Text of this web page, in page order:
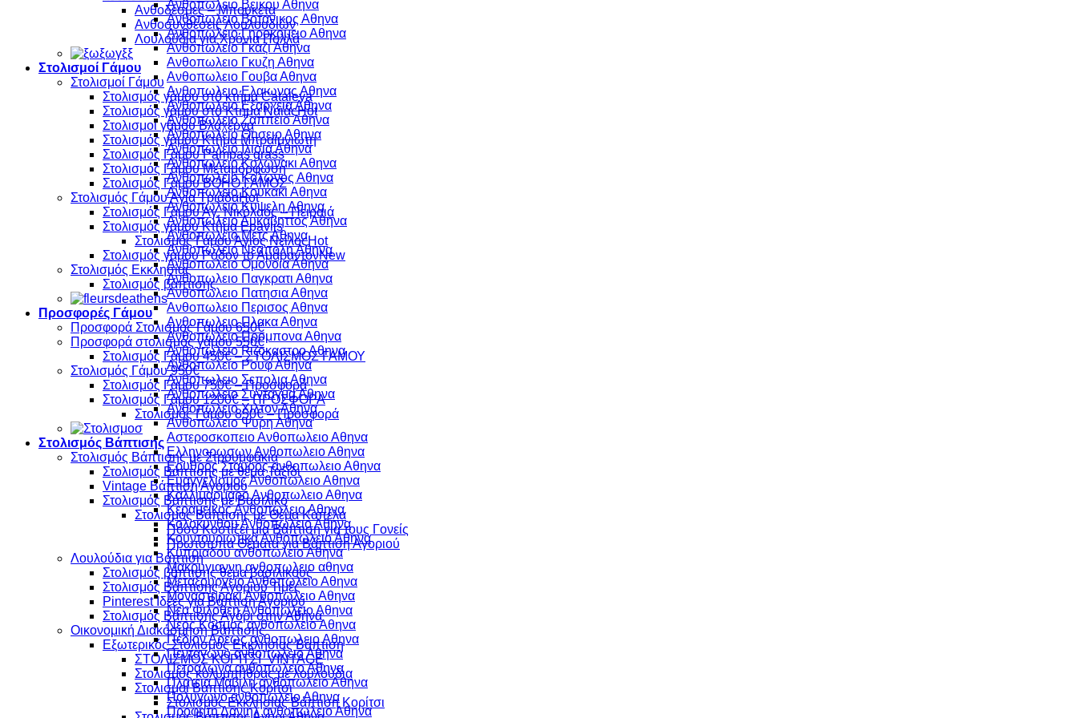
Ανθοδέσμες – Μπουκέτα
Ανθοσυνθέσεις Λουλουδιών
Λουλούδια για Χρόνια Πολλά
Στολισμοί Γάμου
Στολισμοί Γάμου
Στολισμός γάμου στό κτήμα Cataleya
Στολισμός γάμου στο Κτήμα Ναϊάς
Στολισμοί γάμου Βλαχέρνα
Στολισμός γάμου Κτήμα Μπραϊμνιώτη
Στολισμός Γάμου Pampas grass
Στολισμός Γάμου Μεταμόρφωση
Στολισμός Γάμου BOHO ΓΑΜΟΣ
Στολισμός Γάμου Αγία Τριάδα
Στολισμός Γάμου Άγ. Νικόλαος – Πειραιά
Στολισμός γάμου Κτήμα Epavlis
Στολισμός Γάμου Άγιος Νείλος
Στολισμός γάμου Ρόδον το Αμάραντον
Στολισμός Εκκλησίας
Στολισμός βάπτισης
Προσφορές Γάμου
Προσφορά Στολισμός Γάμου 650€
Προσφορά στολισμός γάμου 550€
Στολισμός Γάμου 450€ – ΣΤΟΛΙΣΜΟΣ ΓΑΜΟΥ
Στολισμός Γάμου 950€
Στολισμός Γάμου 750€ – Προσφορά
Στολισμός Γάμου 1200€ – ΠΡΟΣΦΟΡΑ
Στολισμός Γάμου 850€ – Προσφορά
Στολισμός Βάπτισης
Στολισμός Βάπτισης με Στρουμφάκια
Στολισμός Βάπτισης με θέμα Ταξίδι
Vintage Βάπτιση Αγοριού
Στολισμός Βάπτισης με Βασιλικό
Στολισμός Βάπτισης με Θέμα Καπέλα
Πόσο Κοστίζει μια Βάπτιση για τους Γονείς
Πρωτότυπα Θέματα για Βάπτιση Αγοριού
Λουλούδια για Βάπτιση
Στολισμός βάπτισης θέμα βασιλικούς
Στολισμός Βάπτισης Αγοριού Τιμές
Pinterest Ιδέες για Βάπτιση Αγοριού
Στολισμός Βάπτισης Αγόρι στην Αθήνα
Οικονομική Διακόσμηση Βάπτισης
Εξωτερικός Στολισμός Εκκλησίας Βάπτιση
ΣΤΟΛΙΣΜΟΣ ΚΟΡΙΤΣΙ VINTAGE
Στολισμός κολυμπήθρας με λουλούδια
Στολισμοί Βάπτισης Κορίτσι
Στολισμός Εκκλησίας Βάπτιση Κορίτσι
Ανθοπωλειο Βεικου Αθηνα
Ανθοπωλειο Βοτανικος Αθηνα
Ανθοπωλειο Γηροκομειο Αθηνα
Ανθοπωλειο Γκαζι Αθηνα
Ανθοπωλειο Γκυζη Αθηνα
Ανθοπωλειο Γουβα Αθηνα
Ανθοπωλειο Ελαιωνας Αθηνα
Ανθοπωλειο Εξαρχεια Αθηνα
Ανθοπωλειο Ζαππειο Αθηνα
Ανθοπωλειο Θησειο Αθηνα
Ανθοπωλειο Ιλισια Αθηνα
Ανθοπωλειο Κολωνακι Αθηνα
Ανθοπωλειο Κολωνος Αθηνα
Ανθοπωλειο Κουκακι Αθηνα
Ανθοπωλειο Κυψελη Αθηνα
Ανθοπωλειο Λυκαβηττος Αθηνα
Ανθοπωλειο Μετς Αθηνα
Ανθοπωλειο Νεαπολη Αθηνα
Ανθοπωλειο Ομονοια Αθηνα
Ανθοπωλειο Παγκρατι Αθηνα
Ανθοπωλειο Πατησια Αθηνα
Ανθοπωλειο Περισος Αθηνα
Ανθοπωλειο Πλακα Αθηνα
Ανθοπωλειο Προμπονα Αθηνα
Ανθοπωλειο Ριζοκαστρο Αθηνα
Ανθοπωλειο Ρουφ Αθηνα
Ανθοπωλειο Σεπολια Αθηνα
Ανθοπωλειο Συνταγμα Αθηνα
Ανθοπωλειο Χιλτον Αθηνα
Ανθοπωλειο Ψυρη Αθηνα
Αστεροσκοπειο Ανθοπωλειο Αθηνα
Ελληνορωσων Ανθοπωλειο Αθηνα
Ερυθρος Σταυρος ανθοπωλειο Αθηνα
Ευαγγελισμος Ανθοπωλειο Αθηνα
Καλλιμαρμαρο Ανθοπωλειο Αθηνα
Κεραμεικος Ανθοπωλειο Αθηνα
Κολοκυνθου Ανθοπωλειο Αθηνα
Κουντουριωτικα Ανθοπωλειο Αθηνα
Κυπριαδου ανθοπωλειο Αθηνα
Μακρυγιαννη ανθοπωλειο αθηνα
Μεταξουργειο Ανθοπωλειο Αθηνα
Μοναστηρακι Ανθοπωλειο Αθηνα
Νεα Φιλοθεη Ανθοπωλειο Αθηνα
Νεος Κοσμος ανθοπωλειο Αθηνα
Πεδιον Αρεως ανθοπωλειο Αθηνα
Πενταγωνο ανθοπωλειο Αθηνα
Πετραλωνα ανθοπωλειο Αθηνα
Πλατεια Μαβιλη ανθοπωλειο Αθηνα
Πολυγωνο ανθοπωλειο Αθηνα
Προφητη Δανιηλ ανθοπωλειο Αθηνα